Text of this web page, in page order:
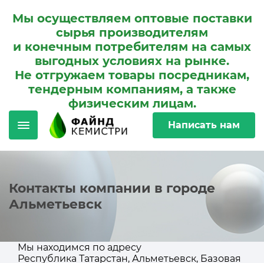
Мы осуществляем оптовые поставки
сырья производителям
и конечным потребителям на самых
выгодных условиях на рынке.
Не отгружаем товары посредникам,
тендерным компаниям, а также
физическим лицам.
Написать нам
Контакты компании в городе
Альметьевск
Мы находимся по адресу
Республика Татарстан, Альметьевск, Базовая